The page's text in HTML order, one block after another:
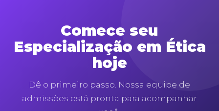
Comece seu
Especialização em Ética
hoje
Dê o primeiro passo. Nossa equipe de
admissões está pronta para acompanhar